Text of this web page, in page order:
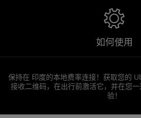
如何使用
保持在 印度的本地费率连接！获取您的
接收二维码，在出行前激活它，并在您
验！